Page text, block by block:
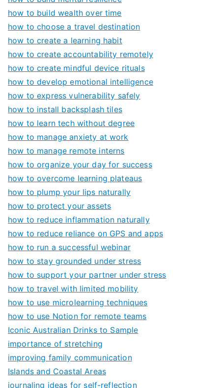
how to build wealth over time
how to choose a travel destination
how to create a learning habit
how to create accountability remotely
how to create mindful device rituals
how to develop emotional intelligence
how to express vulnerability safely
how to install backsplash tiles
how to learn tech without degree
how to manage anxiety at work
how to manage remote interns
how to organize your day for success
how to overcome learning plateaus
how to plump your lips naturally
how to protect your assets
how to reduce inflammation naturally
how to reduce reliance on GPS and apps
how to run a successful webinar
how to stay grounded under stress
how to support your partner under stress
how to travel with limited mobility
how to use microlearning techniques
how to use Notion for remote teams
Iconic Australian Drinks to Sample
importance of stretching
improving family communication
Islands and Coastal Areas
journaling ideas for self-reflection